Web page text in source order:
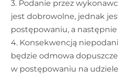
3. Podanie przez
jest dobrowolne, jednak
postępowaniu, a
4. Konsekwencją
będzie odmowa
w postępowaniu na